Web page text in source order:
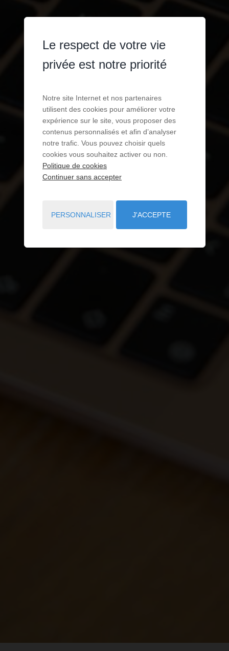
Le respect de votre vie
privée est notre priorité
Notre site Internet et nos partenaires
utilisent des cookies pour améliorer votre
expérience sur le site, vous proposer des
contenus personnalisés et afin d’analyser
notre trafic. Vous pouvez choisir quels
cookies vous souhaitez activer ou non.
Politique de cookies
Continuer sans accepter
PERSONNALISER J'ACCEPTE